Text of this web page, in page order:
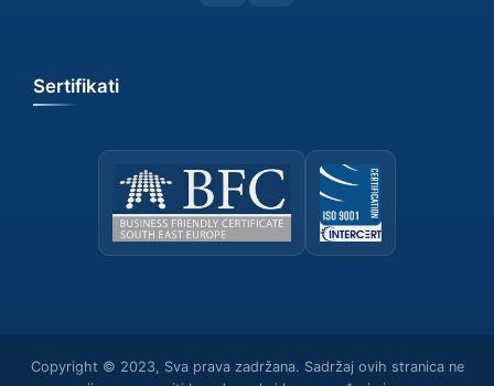
Sertifikati
Copyright © 2023, Sva prava zadržana. Sadržaj ovih stranica ne